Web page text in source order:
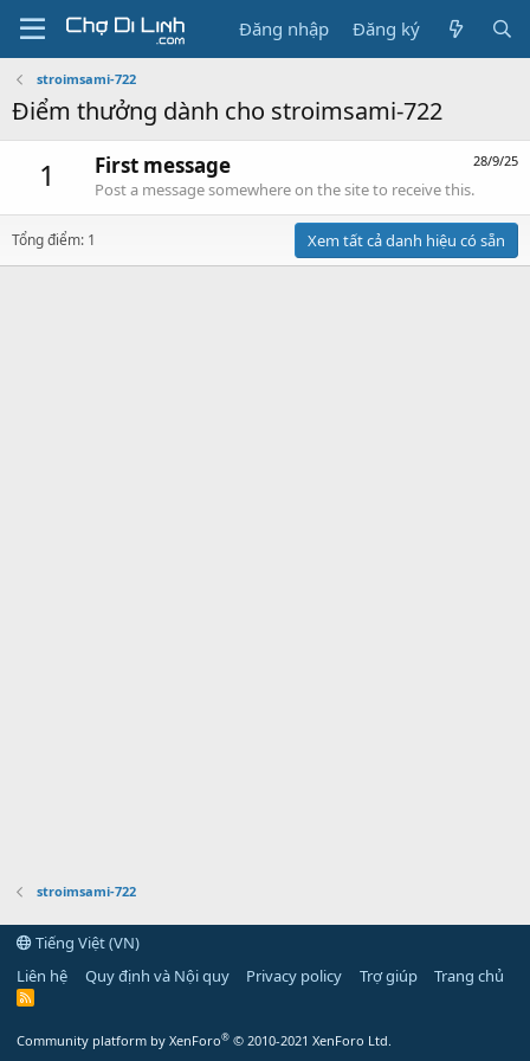
Đăng nhập Đăng ký
stroimsami-722
Điểm thưởng dành cho stroimsami-722
1 28/9/25
First message
Post a message somewhere on the site to receive this.
Tổng điểm: 1 Xem tất cả danh hiệu có sẵn
stroimsami-722
Tiếng Việt (VN)
Liên hệ
Quy định và Nội quy Privacy policy Trợ giúp Trang chủ
R
Community platform by XenForo® © 2010-2021 XenForo Ltd.